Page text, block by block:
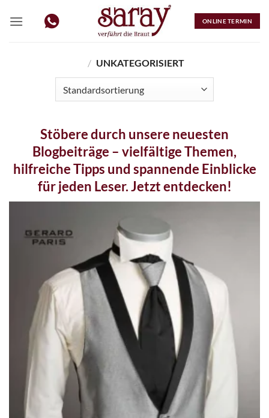
Inhalt
ONLINE TERMIN
/ UNKATEGORISIERT
Stöbere durch unsere neuesten
Blogbeiträge – vielfältige Themen,
hilfreiche Tipps und spannende Einblicke
für jeden Leser. Jetzt entdecken!